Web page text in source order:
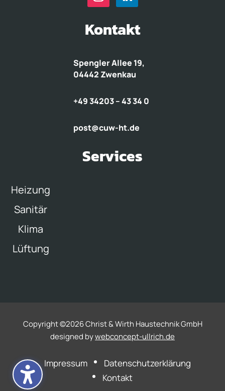
Kontakt
Spengler Allee 19,
04442 Zwenkau
+49 34203 – 43 34 0
post@cuw-ht.de
Services
Heizung
Sanitär
Klima
Lüftung
Copyright ©2026 Christ & Wirth Haustechnik GmbH
designed bywebconcept-ullrich.de
Impressum
Datenschutzerklärung
Kontakt